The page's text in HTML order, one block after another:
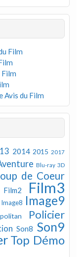
Film
Film
Avis du Film
2014 2015 2017
Blu-ray 3D
de Coeur
Film2 Film3
Image8 Image9
Policier
Son8 Son9
Top Démo